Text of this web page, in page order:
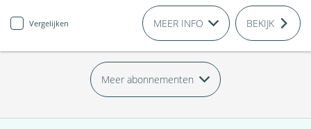
Vergelijken MEER INFO BEKIJK
Meer abonnementen